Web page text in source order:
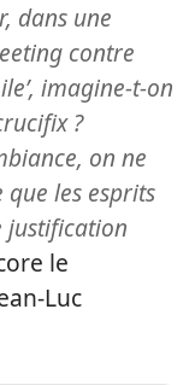
dans une
contre
imagine-t-on
?
on ne
que les esprits
justification
le
Luc